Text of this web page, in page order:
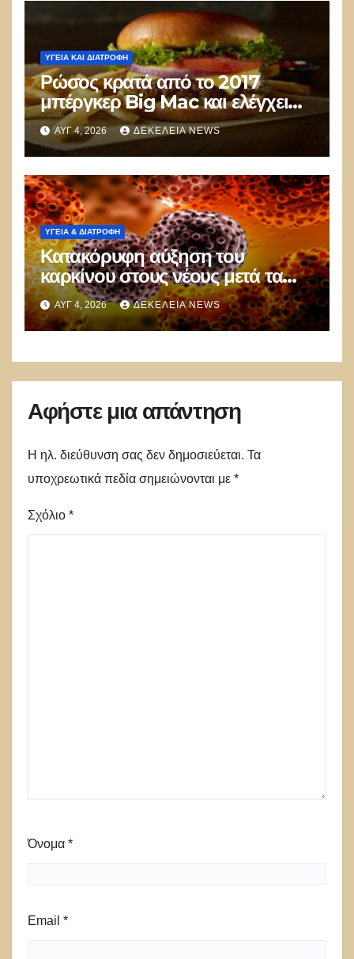
ΥΓΕΊΑ ΚΑΙ ΔΙΑΤΡΟΦΉ
Ρώσος κρατά από το 2017
μπέργκερ Big Mac και ελέγχει
την εξέλιξη των υλικών του:
Παραμένουν σχεδόν
αναλλοίωτα!
ΑΥΓ 4, 2026 ΔΕΚΈΛΕΙΑ NEWS
ΥΓΕΙΑ & ΔΙΑΤΡΟΦΗ
Κατακόρυφη αύξηση του
καρκίνου στους νέους μετά τα
εμβόλια Covid: Άνοδος έως και
71% σε ορισμένες μορφές της
νόσου!
ΑΥΓ 4, 2026 ΔΕΚΈΛΕΙΑ NEWS
Αφήστε μια απάντηση
Η ηλ. διεύθυνση σας δεν δημοσιεύεται. Τα
υποχρεωτικά πεδία σημειώνονται με *
Σχόλιο *
Όνομα *
Email *